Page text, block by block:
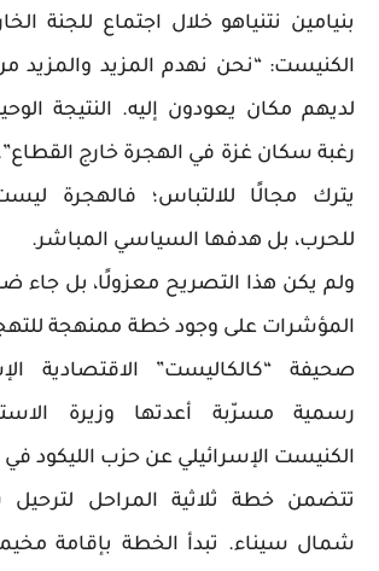
بنيامين نتنياهو خلال اجتماع للجنة
الكنيست: “نحن نهدم المزيد والمزيد
لديهم مكان يعودون إليه. النتيجة
رغبة سكان غزة في الهجرة خارج
يترك مجالًا للالتباس؛ فالهجرة
للحرب، بل هدفها السياسي المباشر.
ولم يكن هذا التصريح معزولًا، بل
المؤشرات على وجود خطة ممنهجة
صحيفة “كالكاليست” الاقتصادية
رسمية مسرّبة أعدتها وزيرة
الكنيست الإسرائيلي عن حزب الليكود في
تتضمن خطة ثلاثية المراحل
شمال سيناء. تبدأ الخطة بإقامة